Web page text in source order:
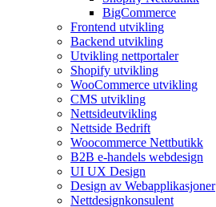
BigCommerce
Frontend utvikling
Backend utvikling
Utvikling nettportaler
Shopify utvikling
WooCommerce utvikling
CMS utvikling
Nettsideutvikling
Nettside Bedrift
Woocommerce Nettbutikk
B2B e-handels webdesign
UI UX Design
Design av Webapplikasjoner
Nettdesignkonsulent